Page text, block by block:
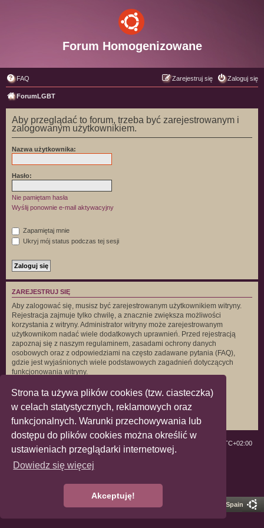
Strona ta używa plików cookies (tzw. ciasteczka)
w celach statystycznych, reklamowych oraz
funkcjonalnych. Warunki przechowywania lub
dostępu do plików cookies można określić w
ustawieniach przeglądarki internetowej.
Dowiedz się więcej
Akceptuję!
Forum Homogenizowane
FAQ Zaloguj się
Zarejestruj się
ForumLGBT
Aby przeglądać to forum, trzeba być zarejestrowanym i
zalogowanym użytkownikiem.
Nazwa użytkownika:
Hasło:
Nie pamiętam hasła
Wyślij ponownie e-mail aktywacyjny
Zapamiętaj mnie
Ukryj mój status podczas tej sesji
ZAREJESTRUJ SIĘ
Aby zalogować się, musisz być zarejestrowanym użytkownikiem witryny.
Rejestracja zajmuje tylko chwilę, a znacznie zwiększa możliwości
korzystania z witryny. Administrator witryny może zarejestrowanym
użytkownikom nadać wiele dodatkowych uprawnień. Przed rejestracją
zapoznaj się z naszym regulaminem, zasadami ochrony danych
osobowych oraz z odpowiedziami na często zadawane pytania (FAQ),
gdzie jest wyjaśnionych wiele podstawowych zagadnień dotyczących
funkcjonowania witryny.
Regulamin
Zasady ochrony danych osobowych
Zarejestruj się
ForumLGBT UTC+02:00
Technologię dostarcza
Zasady ochrony danych osobowych
Pro Ubuntu Lucid Style Ported 3.3 by phpBB Spain